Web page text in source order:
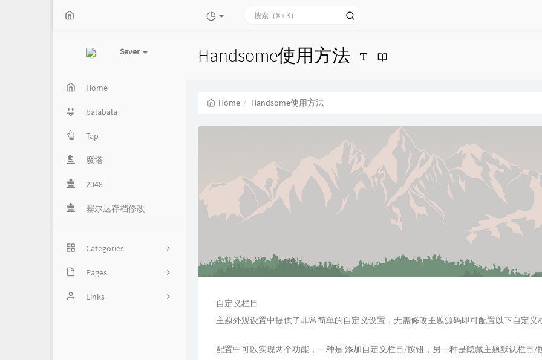
Sever
Home
balabala
Tap
魔塔
2048
塞尔达存档修改
Categories
2
46
Pages
ImageLinks
Handsome使用方法
Home Handsome使用方法
自定义栏目
主题外观设置中提供了非常简单的自定义设置，无需修改主题源码即可配置以下自定义
配置中可以实现两个功能，一种是 添加自定义栏目/按钮，另一种是隐藏主题默认栏目/